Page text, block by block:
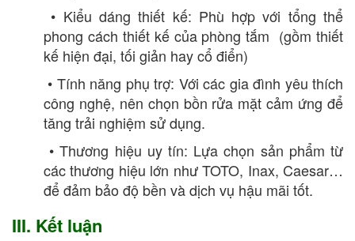
• Kiểu dáng thiết kế: Phù hợp với tổng thể
phong cách thiết kế của phòng tắm (gồm thiết
kế hiện đại, tối giản hay cổ điển)
• Tính năng phụ trợ: Với các gia đình yêu thích
công nghệ, nên chọn bồn rửa mặt cảm ứng để
tăng trải nghiệm sử dụng.
• Thương hiệu uy tín: Lựa chọn sản phẩm từ
các thương hiệu lớn như TOTO, Inax, Caesar…
để đảm bảo độ bền và dịch vụ hậu mãi tốt.
III. Kết luận